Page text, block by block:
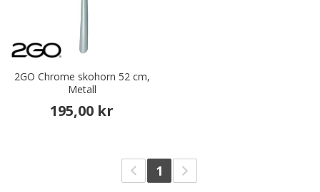
2GO Chrome skohorn 52 cm,
Metall
195,00 kr
1